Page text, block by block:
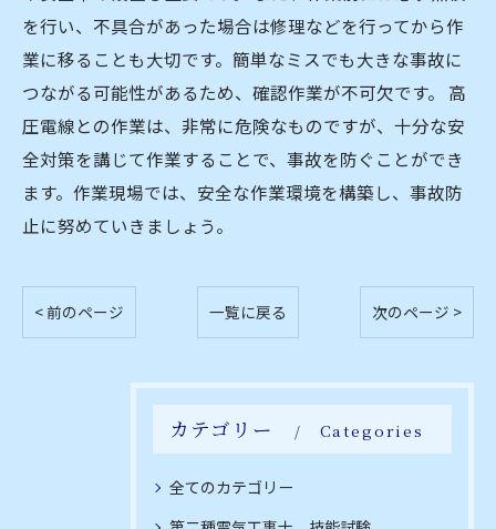
を行い、不具合があった場合は修理などを行ってから作
業に移ることも大切です。簡単なミスでも大きな事故に
つながる可能性があるため、確認作業が不可欠です。 高
圧電線との作業は、非常に危険なものですが、十分な安
全対策を講じて作業することで、事故を防ぐことができ
ます。作業現場では、安全な作業環境を構築し、事故防
止に努めていきましょう。
< 前のページ 一覧に戻る 次のページ >
カテゴリー Categories
全てのカテゴリー